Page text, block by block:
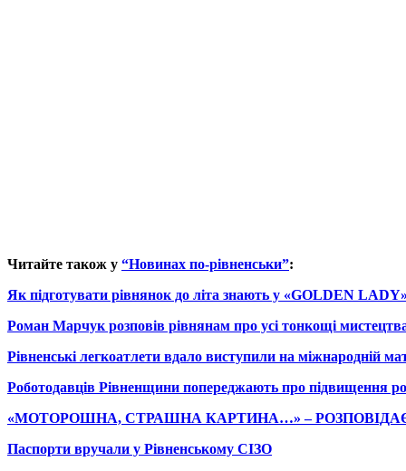
Читайте також у “Новинах по-рівненськи”:
Як підготувати рівнянок до літа знають у «GOLDEN LADY»
Роман Марчук розповів рівнянам про усі тонкощі
Рівненські легкоатлети вдало виступили на міжнародній
Роботодавців Рівненщини попереджають про підвищення
«МОТОРОШНА, СТРАШНА КАРТИНА…» –
Паспорти вручали у Рівненському СІЗО